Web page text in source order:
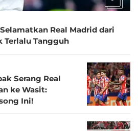
Real Madrid dari
Terlalu Tangguh
Serang Real
ke Wasit:
Ini!